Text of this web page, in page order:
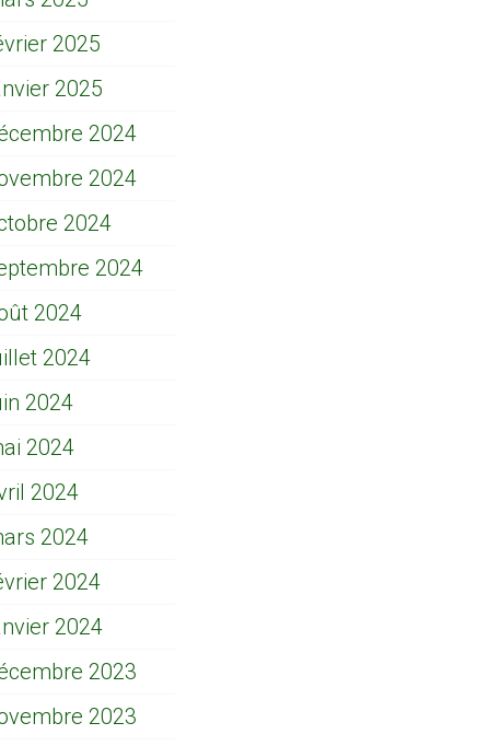
2025
2025
2024
2024
2024
2024
2024
2024
2024
2024
2024
2024
2024
2024
2023
2023